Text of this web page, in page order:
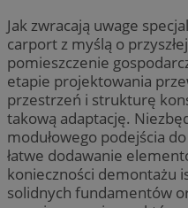
Jak zwracają uwage
carport z myślą o
pomieszczenie
etapie projektowania
przestrzeń i strukturę
takową adaptację.
modułowego podejścia
łatwe dodawanie
konieczności demontażu
solidnych fundamentów